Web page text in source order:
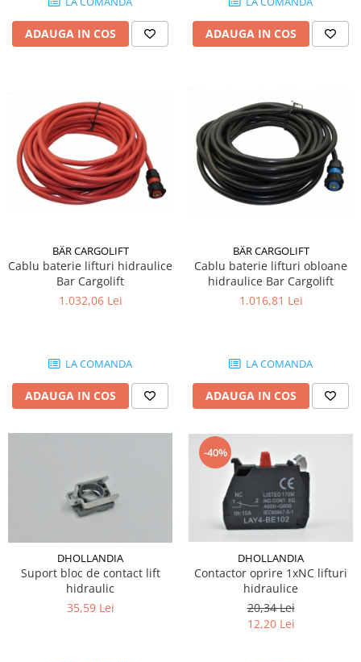
ADAUGA IN COS ADAUGA IN COS
BÄR CARGOLIFT
Cablu baterie lifturi hidraulice
Bar Cargolift
1.032,06 Lei
LA COMANDA
ADAUGA IN COS
BÄR CARGOLIFT
Cablu baterie lifturi obloane
hidraulice Bar Cargolift
1.016,81 Lei
LA COMANDA
ADAUGA IN COS
DHOLLANDIA
Suport bloc de contact lift
hidraulic
35,59 Lei
-40%
DHOLLANDIA
Contactor oprire 1xNC lifturi
hidraulice
20,34 Lei
12,20 Lei